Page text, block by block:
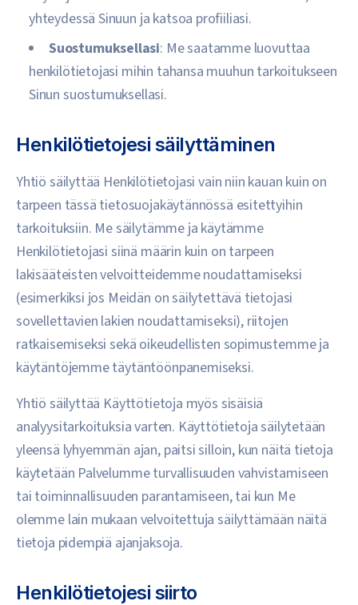
yhteydessä Sinuun ja katsoa profiiliasi.
Suostumuksellasi: Me saatamme luovuttaa
henkilötietojasi mihin tahansa muuhun tarkoitukseen
Sinun suostumuksellasi.
Henkilötietojesi säilyttäminen
Yhtiö säilyttää Henkilötietojasi vain niin kauan kuin on
tarpeen tässä tietosuojakäytännössä esitettyihin
tarkoituksiin. Me säilytämme ja käytämme
Henkilötietojasi siinä määrin kuin on tarpeen
lakisääteisten velvoitteidemme noudattamiseksi
(esimerkiksi jos Meidän on säilytettävä tietojasi
sovellettavien lakien noudattamiseksi), riitojen
ratkaisemiseksi sekä oikeudellisten sopimustemme ja
käytäntöjemme täytäntöönpanemiseksi.
Yhtiö säilyttää Käyttötietoja myös sisäisiä
analyysitarkoituksia varten. Käyttötietoja säilytetään
yleensä lyhyemmän ajan, paitsi silloin, kun näitä tietoja
käytetään Palvelumme turvallisuuden vahvistamiseen
tai toiminnallisuuden parantamiseen, tai kun Me
olemme lain mukaan velvoitettuja säilyttämään näitä
tietoja pidempiä ajanjaksoja.
Henkilötietojesi siirto